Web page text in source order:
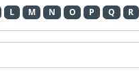
L M N O P Q R